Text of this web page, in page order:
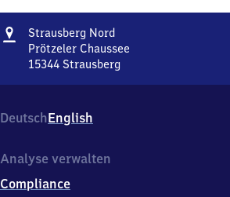
Adresse
Strausberg NordStrausberg
Nord
Prötzeler Chaussee
15344 Strausberg
Prötzeler
Chaussee,
5
4
DeutschEnglish
Analyse verwalten
Compliance